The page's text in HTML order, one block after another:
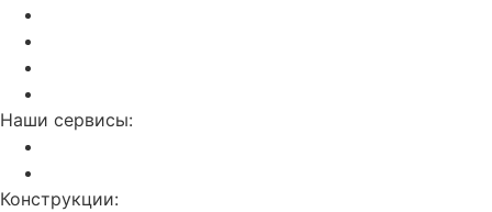
Наши сервисы:
Конструкции: